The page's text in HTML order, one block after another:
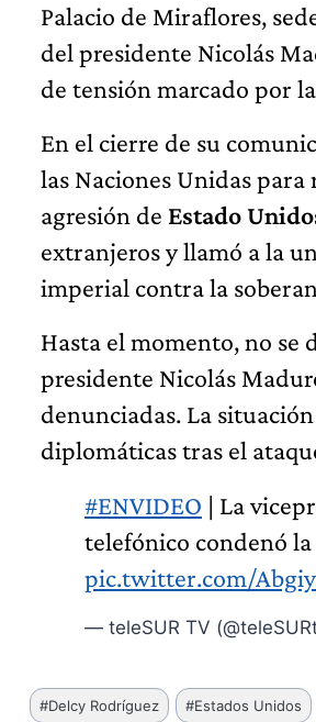
Palacio de Miraflores,
del presidente Nicolás
de tensión marcado por
En el cierre de su
las Naciones Unidas
agresión de Estado
extranjeros y llamó a la
imperial contra la
Hasta el momento, no se
presidente Nicolás
denunciadas. La
diplomáticas tras el
#ENVIDEO | La
telefónico condenó
pic.twitter.com/
— teleSUR TV
Etiquetas
#Delcy Rodríguez #Estados Unidos